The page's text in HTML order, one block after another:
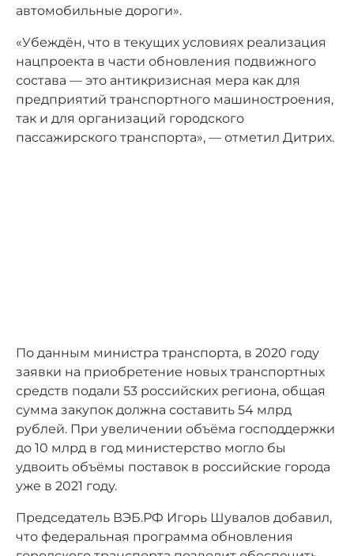
автомобильные дороги».
«Убеждён, что в текущих условиях реализация
нацпроекта в части обновления подвижного
состава — это антикризисная мера как для
предприятий транспортного машиностроения,
так и для организаций городского
пассажирского транспорта», — отметил Дитрих.
По данным министра транспорта, в 2020 году
заявки на приобретение новых транспортных
средств подали 53 российских региона, общая
сумма закупок должна составить 54 млрд
рублей. При увеличении объёма господдержки
до 10 млрд в год министерство могло бы
удвоить объёмы поставок в российские города
уже в 2021 году.
Председатель ВЭБ.РФ Игорь Шувалов добавил,
что федеральная программа обновления